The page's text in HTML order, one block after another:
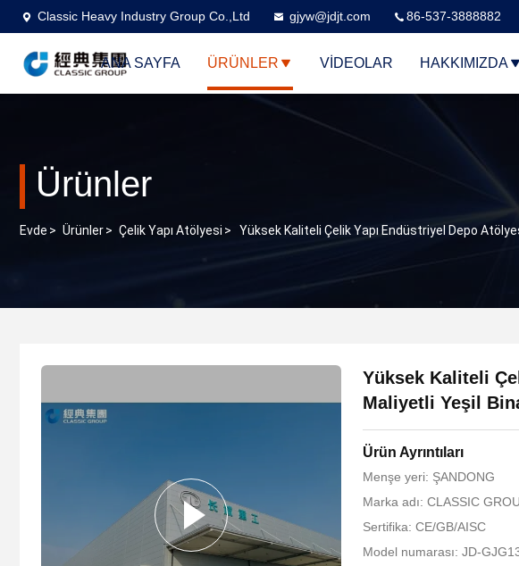
Classic Heavy Industry Group Co.,Ltd gjyw@jdjt.com 86-537-3888882
ANA SAYFA ÜRÜNLER VİDEOLAR HAKKIMIZDA
Ürünler
Evde > Ürünler> Çelik Yapı Atölyesi > Yüksek Kaliteli Çelik Yapı Endüstriyel Depo
Yüksek Kaliteli
Maliyetli Yeşil
Ürün Ayrıntıları
Menşe yeri: ŞANDONG
Marka adı: CLASSIC
Sertifika: CE/GB/AISC
Model numarası: JD-